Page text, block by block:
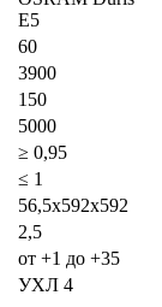
E5
60
3900
150
5000
≥ 0,95
≤ 1
56,5х592х592
2,5
от +1 до +35
УХЛ 4